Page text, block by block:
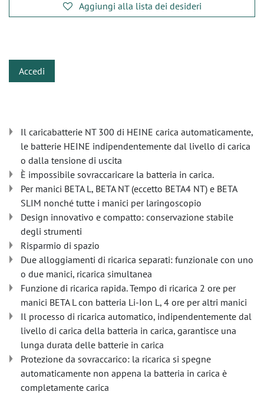
Aggiungi alla lista dei desideri
Accedi
Il caricabatterie NT 300 di HEINE carica automaticamente,
le batterie HEINE indipendentemente dal livello di carica
o dalla tensione di uscita
È impossibile sovraccaricare la batteria in carica.
Per manici BETA L, BETA NT (eccetto BETA4 NT) e BETA
SLIM nonché tutte i manici per laringoscopio
Design innovativo e compatto: conservazione stabile
degli strumenti
Risparmio di spazio
Due alloggiamenti di ricarica separati: funzionale con uno
o due manici, ricarica simultanea
Funzione di ricarica rapida. Tempo di ricarica 2 ore per
manici BETA L con batteria Li-Ion L, 4 ore per altri manici
Il processo di ricarica automatico, indipendentemente dal
livello di carica della batteria in carica, garantisce una
lunga durata delle batterie in carica
Protezione da sovraccarico: la ricarica si spegne
automaticamente non appena la batteria in carica è
completamente carica